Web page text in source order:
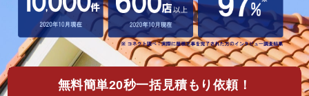
無料簡単20秒一括見積もり依頼！